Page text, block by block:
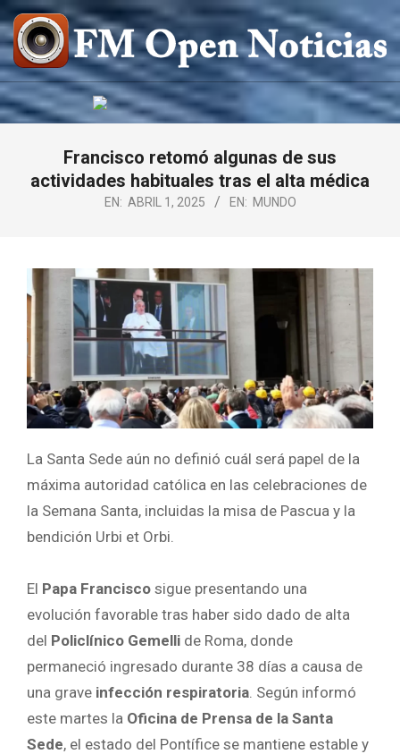
Saltar
al
contenido
FM
OPEN
NOTICIAS
Francisco retomó algunas de sus
actividades habituales tras el alta médica
EN: ABRIL 1, 2025 EN: MUNDO
La Santa Sede aún no definió cuál será papel de la
máxima autoridad católica en las celebraciones de
la Semana Santa, incluidas la misa de Pascua y la
bendición Urbi et Orbi.
El Papa Francisco sigue presentando una
evolución favorable tras haber sido dado de alta
del Policlínico Gemelli de Roma, donde
permaneció ingresado durante 38 días a causa de
una grave infección respiratoria . Según informó
este martes la Oficina de Prensa de la Santa
Sede, el estado del Pontífice se mantiene estable y